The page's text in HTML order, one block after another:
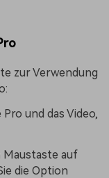
zur Verwendung
und das Video,
Maustaste auf
die Option